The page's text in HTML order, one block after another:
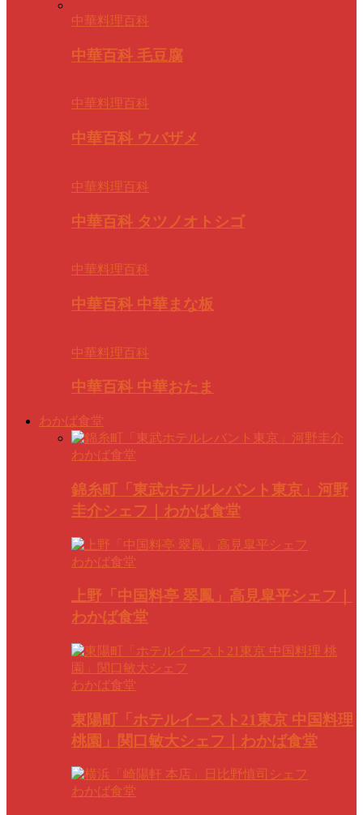
中華料理百科
中華百科 毛豆腐
中華料理百科
中華百科 ウバザメ
中華料理百科
中華百科 タツノオトシゴ
中華料理百科
中華百科 中華まな板
中華料理百科
中華百科 中華おたま
わかば食堂
わかば食堂
錦糸町「東武ホテルレバント東京」河野
圭介シェフ｜わかば食堂
わかば食堂
上野「中国料亭 翠鳳」高見皐平シェフ｜
わかば食堂
わかば食堂
東陽町「ホテルイースト21東京 中国料理
桃園」関口敏大シェフ｜わかば食堂
わかば食堂